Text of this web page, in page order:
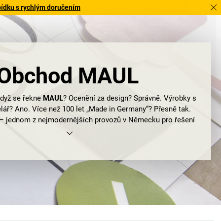
s rychlým doručením
MAUL
se řekne MAUL? Ocenění za design? Správně. Výrobky s
Ano. Více než 100 let „Made in Germany“? Přesně tak.
jednom z nejmodernějších provozů v Německu pro řešení
Inovační rodinná firma s úspěšným vedením již ve 4.
na tom, zda se rozhodnete prolampy a svítidla
jen bílou tabuli. Pro výrobky MAUL je vždy důležitý tvar a
funkce, inovace a nápad.
Co dobře funguje, má také dobře vypadat. Na vynikající